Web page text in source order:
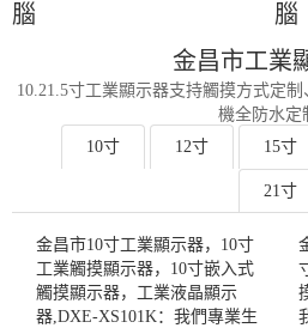
腦
腦
金昌市工業
10.21.5寸工業顯示器支持觸摸方式定
機全防水定
10寸
12寸 15寸
21寸
金昌市10寸工業顯示器，10寸
工業觸摸顯示器，10寸嵌入式
觸摸顯示器，工業液晶顯示
器,DXE-XS101K：我們專業生